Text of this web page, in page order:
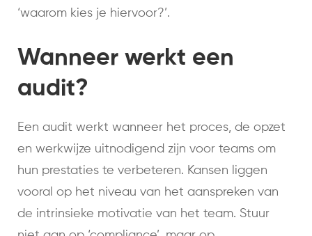
‘waarom kies je hiervoor?’.
Wanneer werkt een
audit?
Een audit werkt wanneer het proces, de opzet
en werkwijze uitnodigend zijn voor teams om
hun prestaties te verbeteren. Kansen liggen
vooral op het niveau van het aanspreken van
de intrinsieke motivatie van het team. Stuur